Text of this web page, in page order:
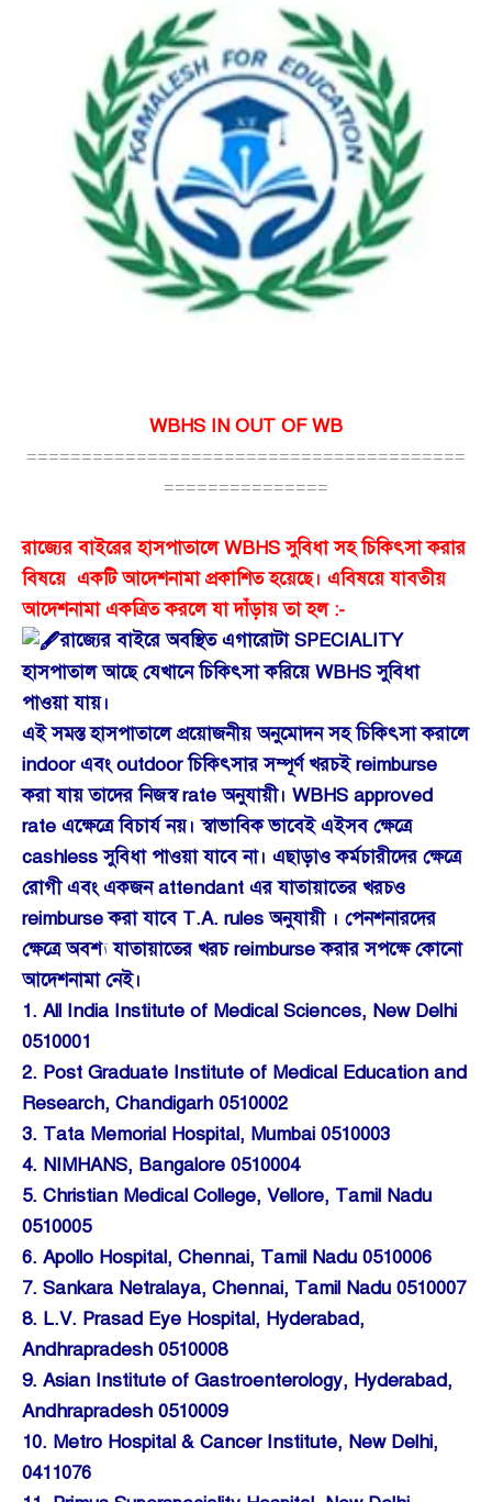
WBHS IN OUT OF WB
========================================
===============
রাজ্যের বাইরের হাসপাতালে WBHS সুবিধা সহ চিকিৎসা করার
বিষয়ে একটি আদেশনামা প্রকাশিত হয়েছে। এবিষয়ে যাবতীয়
আদেশনামা একত্রিত করলে যা দাঁড়ায় তা হল :-
রাজ্যের বাইরে অবস্থিত এগারোটা SPECIALITY
হাসপাতাল আছে যেখানে চিকিৎসা করিয়ে WBHS সুবিধা
পাওয়া যায়।
এই সমস্ত হাসপাতালে প্রয়োজনীয় অনুমোদন সহ চিকিৎসা করালে
indoor এবং outdoor চিকিৎসার সম্পূর্ণ খরচই reimburse
করা যায় তাদের নিজস্ব rate অনুযায়ী। WBHS approved
rate এক্ষেত্রে বিচার্য নয়। স্বাভাবিক ভাবেই এইসব ক্ষেত্রে
cashless সুবিধা পাওয়া যাবে না। এছাড়াও কর্মচারীদের ক্ষেত্রে
রোগী এবং একজন attendant এর যাতায়াতের খরচও
reimburse করা যাবে T.A. rules অনুযায়ী । পেনশনারদের
ক্ষেত্রে অবশ্য যাতায়াতের খরচ reimburse করার সপক্ষে কোনো
আদেশনামা নেই।
1. All India Institute of Medical Sciences, New Delhi
0510001
2. Post Graduate Institute of Medical Education and
Research, Chandigarh 0510002
3. Tata Memorial Hospital, Mumbai 0510003
4. NIMHANS, Bangalore 0510004
5. Christian Medical College, Vellore, Tamil Nadu
0510005
6. Apollo Hospital, Chennai, Tamil Nadu 0510006
7. Sankara Netralaya, Chennai, Tamil Nadu 0510007
8. L.V. Prasad Eye Hospital, Hyderabad,
Andhrapradesh 0510008
9. Asian Institute of Gastroenterology, Hyderabad,
Andhrapradesh 0510009
10. Metro Hospital & Cancer Institute, New Delhi,
0411076